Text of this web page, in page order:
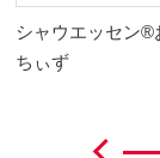
シャウエッセン®
ちぃず